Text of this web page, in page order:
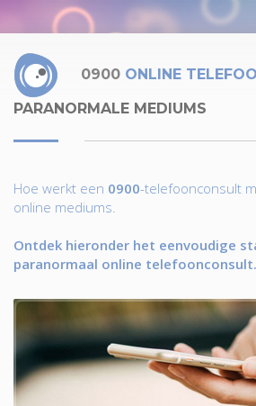
0900 ONLINE
PARANORMALE MEDIUMS
Hoe werkt een 0900-telefoonconsult
online mediums.
Ontdek hieronder het eenvoudige
paranormaal online telefoonconsult.